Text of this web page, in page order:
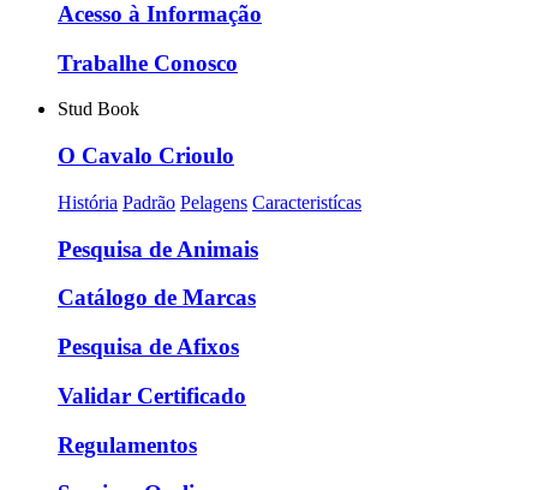
Acesso à Informação
Trabalhe Conosco
Stud Book
O Cavalo Crioulo
História Padrão Pelagens Caracteristícas
Pesquisa de Animais
Catálogo de Marcas
Pesquisa de Afixos
Validar Certificado
Regulamentos